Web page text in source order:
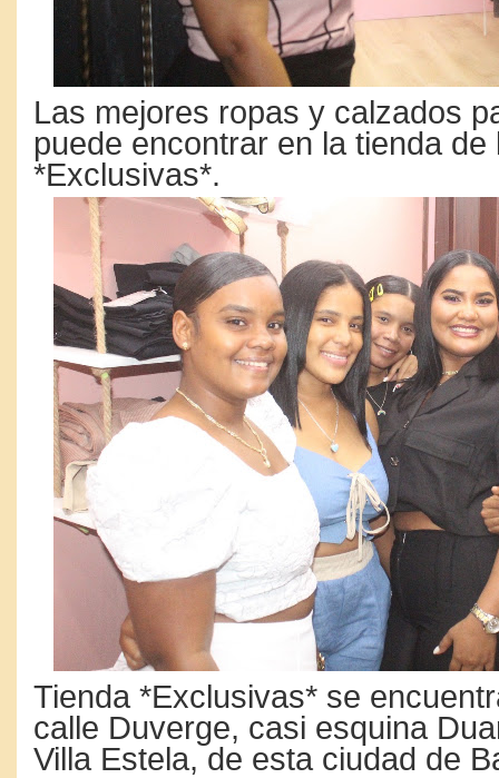
Las mejores ropas y calzados
puede encontrar en la tienda de
*Exclusivas*.
Tienda *Exclusivas* se
calle Duverge, casi esquina
Villa Estela, de esta ciudad de